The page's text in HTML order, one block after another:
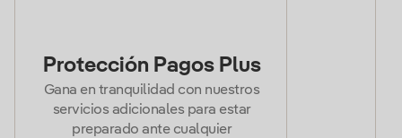
Protección Pagos Plus
Gana en tranquilidad con nuestros
servicios adicionales para estar
preparado ante cualquier